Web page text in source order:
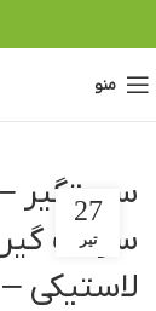
منو
سرعتگیر
سرعت گیر
لاستیکی
27
تیر